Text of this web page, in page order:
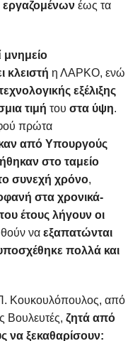
έως τα
μνημείο
κλειστή η ΛΑΡΚΟ, ενώ
εξέλιξης
τιμή του στα ύψη.
πρώτα
από Υπουργούς
στο ταμείο
συνεχή χρόνο,
στα χρονικά-
έτους λήγουν οι
να εξαπατώνται
πολλά και
Κουκουλόπουλος, από
Βουλευτές, ζητά από
να ξεκαθαρίσουν: